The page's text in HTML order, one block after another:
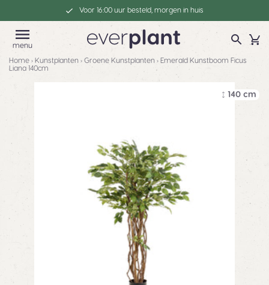
Voor 16:00 uur besteld, morgen in huis
menu
Home › Kunstplanten › Groene Kunstplanten › Emerald Kunstboom Ficus
Liana 140cm
140 cm